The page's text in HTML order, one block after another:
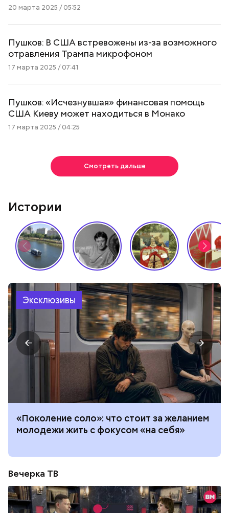
20 марта 2025 / 05:52
Пушков: В США встревожены из-за возможного
отравления Трампа микрофоном
17 марта 2025 / 07:41
Пушков: «Исчезнувшая» финансовая помощь
США Киеву может находиться в Монако
17 марта 2025 / 04:25
Смотреть дальше
Истории
Эксклюзивы
«Поколение соло»: что стоит за желанием
молодежи жить с фокусом «на себя»
Вечерка ТВ